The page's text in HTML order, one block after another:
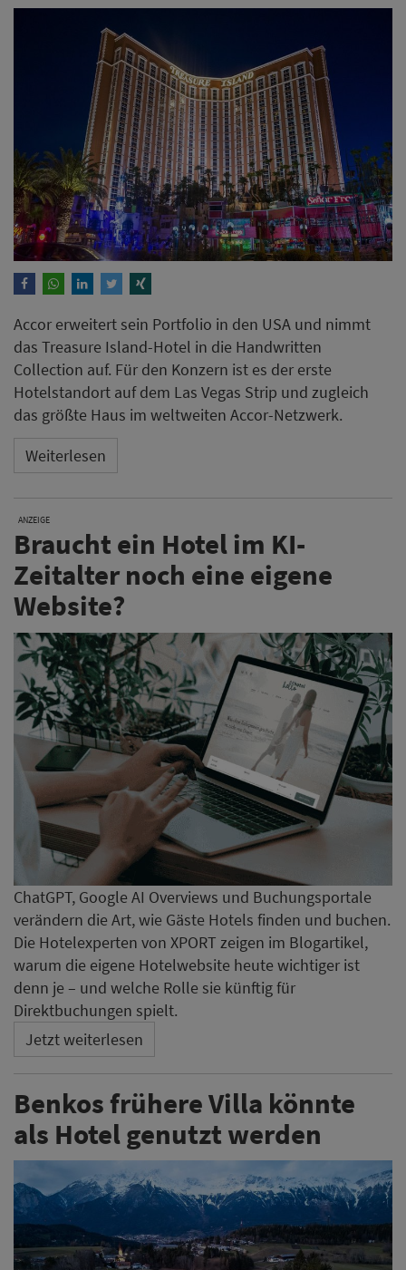
Accor erweitert sein Portfolio in den USA und nimmt
das Treasure Island-Hotel in die Handwritten
Collection auf. Für den Konzern ist es der erste
Hotelstandort auf dem Las Vegas Strip und zugleich
das größte Haus im weltweiten Accor-Netzwerk.
Weiterlesen
ANZEIGE
Braucht ein Hotel im KI-
Zeitalter noch eine eigene
Website?
ChatGPT, Google AI Overviews und Buchungsportale
verändern die Art, wie Gäste Hotels finden und buchen.
Die Hotelexperten von XPORT zeigen im Blogartikel,
warum die eigene Hotelwebsite heute wichtiger ist
denn je – und welche Rolle sie künftig für
Direktbuchungen spielt.
Jetzt weiterlesen
Benkos frühere Villa könnte
als Hotel genutzt werden